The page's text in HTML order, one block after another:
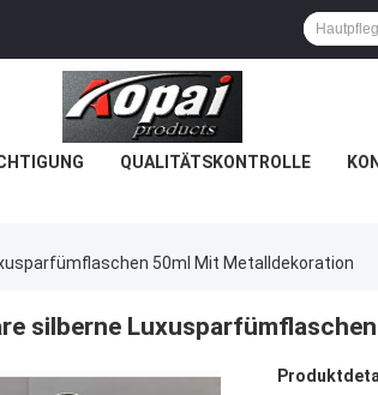
QUALITÄTSKONTROLLE
50ml Mit Metalldekoration
silberne